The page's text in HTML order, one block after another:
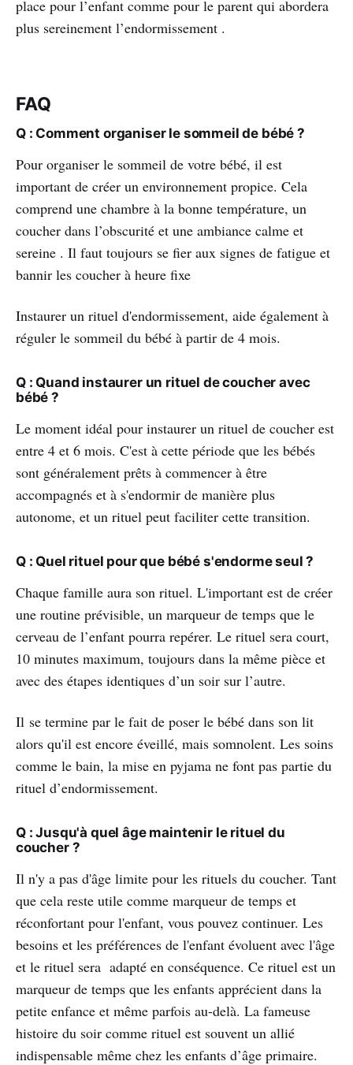
place pour l’enfant comme pour le parent qui abordera
plus sereinement l’endormissement .
FAQ
Q : Comment organiser le sommeil de bébé ?
Pour organiser le sommeil de votre bébé, il est
important de créer un environnement propice. Cela
comprend une chambre à la bonne température, un
coucher dans l’obscurité et une ambiance calme et
sereine . Il faut toujours se fier aux signes de fatigue et
bannir les coucher à heure fixe
Instaurer un rituel d'endormissement, aide également à
réguler le sommeil du bébé à partir de 4 mois.
Q : Quand instaurer un rituel de coucher avec
bébé ?
Le moment idéal pour instaurer un rituel de coucher est
entre 4 et 6 mois. C'est à cette période que les bébés
sont généralement prêts à commencer à être
accompagnés et à s'endormir de manière plus
autonome, et un rituel peut faciliter cette transition.
Q : Quel rituel pour que bébé s'endorme seul ?
Chaque famille aura son rituel. L'important est de créer
une routine prévisible, un marqueur de temps que le
cerveau de l’enfant pourra repérer. Le rituel sera court,
10 minutes maximum, toujours dans la même pièce et
avec des étapes identiques d’un soir sur l’autre.
Il se termine par le fait de poser le bébé dans son lit
alors qu'il est encore éveillé, mais somnolent. Les soins
comme le bain, la mise en pyjama ne font pas partie du
rituel d’endormissement.
Q : Jusqu'à quel âge maintenir le rituel du
coucher ?
Il n'y a pas d'âge limite pour les rituels du coucher. Tant
que cela reste utile comme marqueur de temps et
réconfortant pour l'enfant, vous pouvez continuer. Les
besoins et les préférences de l'enfant évoluent avec l'âge
et le rituel sera adapté en conséquence. Ce rituel est un
marqueur de temps que les enfants apprécient dans la
petite enfance et même parfois au-delà. La fameuse
histoire du soir comme rituel est souvent un allié
indispensable même chez les enfants d’âge primaire.